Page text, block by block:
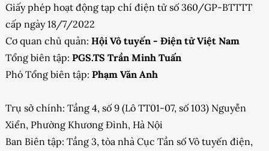
Giấy phép hoạt động tạp chí điện tử số 360/GP-BTTTT
cấp ngày 18/7/2022
Cơ quan chủ quản: Hội Vô tuyến - Điện tử Việt Nam
Tổng biên tập: PGS.TS Trần Minh Tuấn
Phó Tổng biên tập: Phạm Văn Anh
Trụ sở chính: Tầng 4, số 9 (Lô TT01-07, số 103) Nguyễn
Xiển, Phường Khương Đình, Hà Nội
Ban Biên tập: Tầng 3, tòa nhà Cục Tần số Vô tuyến điện,